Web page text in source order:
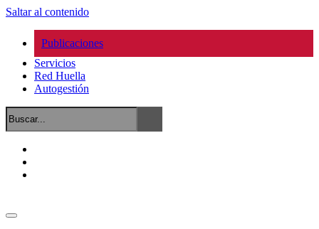
Saltar al contenido
Publicaciones
Servicios
Red Huella
Autogestión